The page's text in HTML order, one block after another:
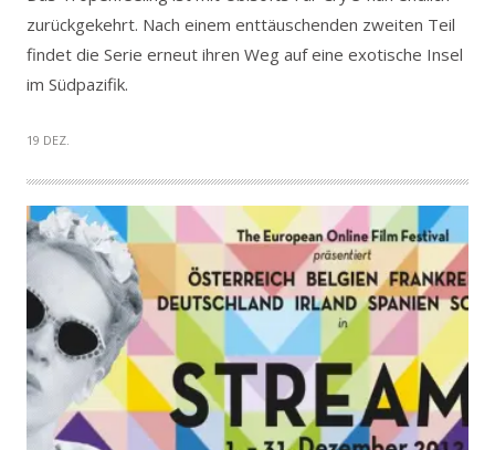
zurückgekehrt. Nach einem enttäuschenden zweiten Teil
findet die Serie erneut ihren Weg auf eine exotische Insel
im Südpazifik.
19 DEZ.